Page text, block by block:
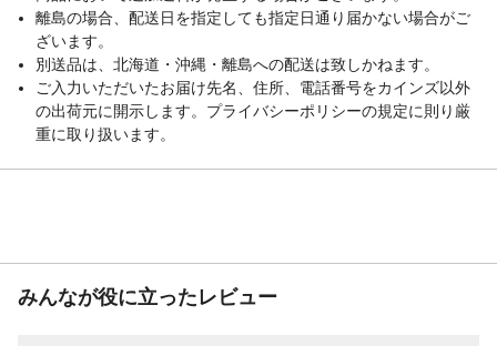
さい。●漂白剤は使用しないでください。
生産国
販売元
株式会社カインズ
タイプ
ダブルスライダー、ファスナータイプ
離島の場合、配送日を指定しても指定日通り届かない場合がご
ざいます。
別送品は、北海道・沖縄・離島への配送は致しかねます。
ご入力いただいたお届け先名、住所、電話番号をカインズ以外
の出荷元に開示します。プライバシーポリシーの規定に則り厳
重に取り扱います。
みんなが役に立ったレビュー